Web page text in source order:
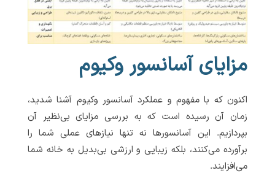
مزایای آسانسور وکیوم
اکنون که با مفهوم و عملکرد آسانسور وکیوم آشنا شدید،
زمان آن رسیده است که به بررسی مزایای بی‌نظیر آن
بپردازیم. این آسانسورها نه تنها نیازهای عملی شما را
برآورده می‌کنند، بلکه زیبایی و ارزشی بی‌بدیل به خانه شما
می‌افزایند.